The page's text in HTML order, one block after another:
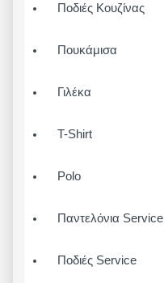
Ποδιές Κουζίνας
Πουκάμισα
Γιλέκα
T-Shirt
Polo
Παντελόνια Service
Ποδιές Service